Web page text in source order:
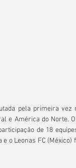
pela primeira vez
e América do Norte.
de 18
o Leonas FC (México)